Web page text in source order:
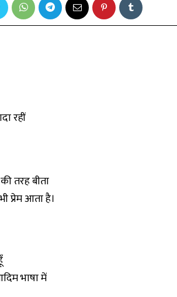
रहीं
तरह बीता
प्रेम आता है।
भाषा में